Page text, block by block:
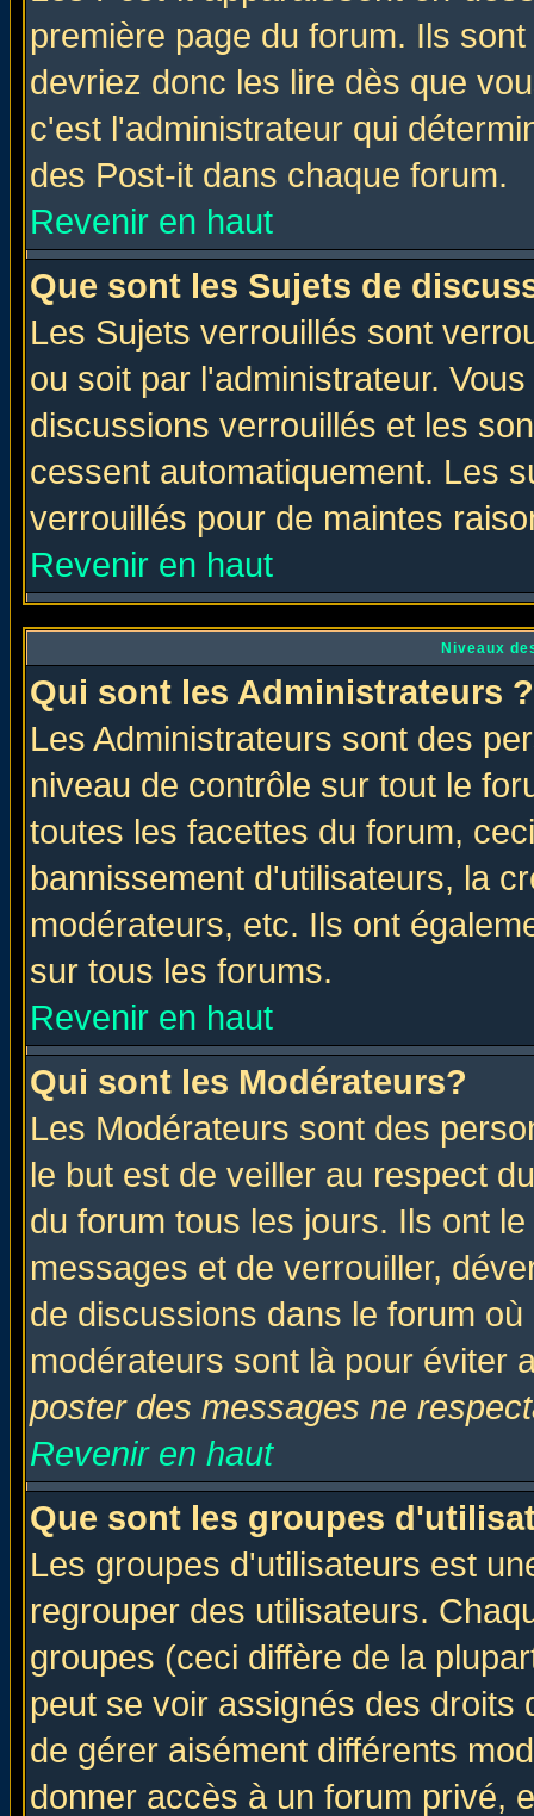
première page du forum. Ils
devriez donc les lire dès que
c'est l'administrateur qui
des Post-it dans chaque forum.
Revenir en haut
Que sont les Sujets de
Les Sujets verrouillés sont
ou soit par l'administrateur.
discussions verrouillés et les
cessent automatiquement. Les
verrouillés pour de maintes
Revenir en haut
Niveaux
Qui sont les Administrateurs ?
Les Administrateurs sont des
niveau de contrôle sur tout le
toutes les facettes du forum,
bannissement d'utilisateurs, la
modérateurs, etc. Ils ont
sur tous les forums.
Revenir en haut
Qui sont les Modérateurs?
Les Modérateurs sont des
le but est de veiller au respect
du forum tous les jours. Ils ont
messages et de verrouiller,
de discussions dans le forum
modérateurs sont là pour éviter
poster des messages ne
Revenir en haut
Que sont les groupes
Les groupes d'utilisateurs est
regrouper des utilisateurs.
groupes (ceci diffère de la
peut se voir assignés des
de gérer aisément différents
donner accès à un forum privé,